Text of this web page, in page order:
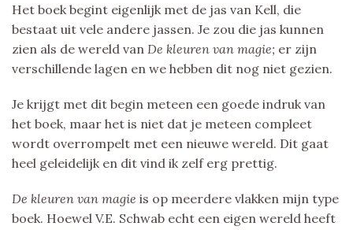
Het boek begint eigenlijk met de jas van Kell, die
bestaat uit vele andere jassen. Je zou die jas kunnen
zien als de wereld van De kleuren van magie; er zijn
verschillende lagen en we hebben dit nog niet gezien.
Je krijgt met dit begin meteen een goede indruk van
het boek, maar het is niet dat je meteen compleet
wordt overrompelt met een nieuwe wereld. Dit gaat
heel geleidelijk en dit vind ik zelf erg prettig.
De kleuren van magie is op meerdere vlakken mijn type
boek. Hoewel V.E. Schwab echt een eigen wereld heeft